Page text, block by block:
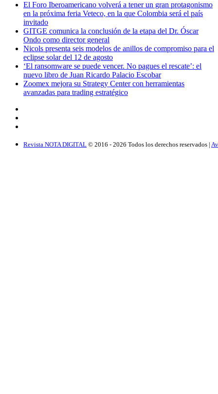
El Foro Iberoamericano volverá a tener un gran protagonismo
en la próxima feria Veteco, en la que Colombia será el país
invitado
GITGE comunica la conclusión de la etapa del Dr. Óscar
Ondo como director general
Nicols presenta seis modelos de anillos de compromiso para el
eclipse solar del 12 de agosto
‘El ransomware se puede vencer. No pagues el rescate’: el
nuevo libro de Juan Ricardo Palacio Escobar
Zoomex mejora su Strategy Center con herramientas
avanzadas para trading estratégico
Revista NOTA DIGITAL © 2016 - 2026 Todos los derechos reservados |